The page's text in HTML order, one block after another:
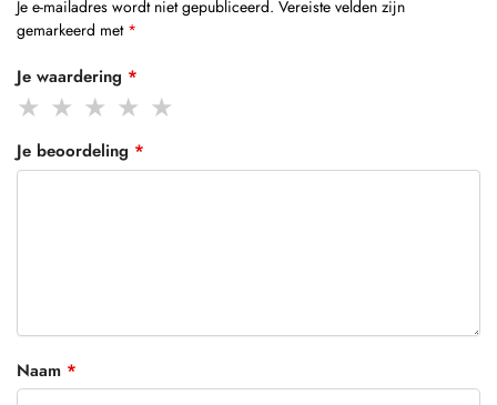
Je e-mailadres wordt niet gepubliceerd. Vereiste velden zijn
gemarkeerd met *
Je waardering *
Je beoordeling *
Naam *